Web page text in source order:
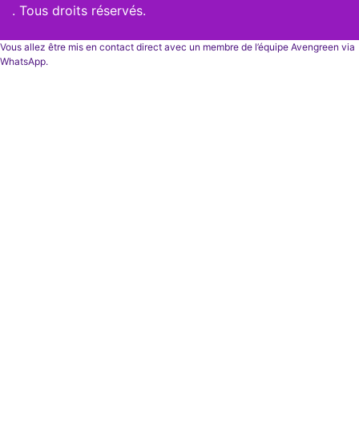
. Tous droits réservés.
Vous allez être mis en contact direct avec un membre de l’équipe Avengreen via
WhatsApp.